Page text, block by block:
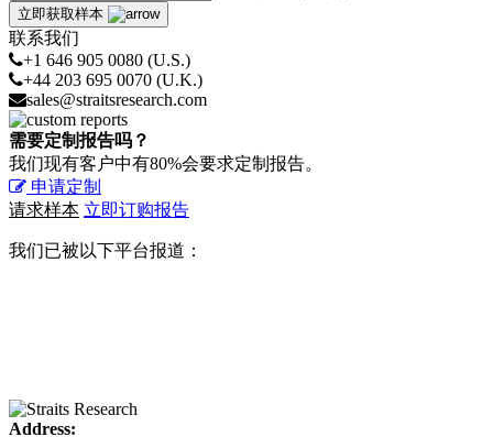
立即获取样本
联系我们
+1 646 905 0080 (U.S.)
+44 203 695 0070 (U.K.)
sales@straitsresearch.com
需要定制报告吗？
我们现有客户中有80%会要求定制报告。
申请定制
请求样本 立即订购报告
我们已被以下平台报道：
Address: